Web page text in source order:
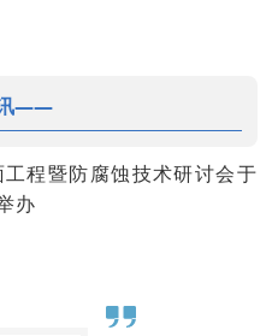
——
程暨防腐蚀技术研讨会于
办